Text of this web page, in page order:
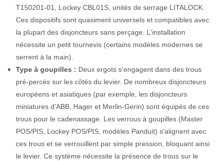
T150201-01, Lockey CBL01S, unités de serrage LITALOCK.
Ces dispositifs sont quasiment universels et compatibles avec
la plupart des disjoncteurs sans perçage. L'installation
nécessite un petit tournevis (certains modèles modernes se
serrent à la main).
Type à goupilles : Deux ergots s'engagent dans des trous
pré-percés sur les côtés du levier. De nombreux disjoncteurs
européens et asiatiques (par exemple, les disjoncteurs
miniatures d'ABB, Hager et Merlin-Gerin) sont équipés de ces
trous pour le cadenassage. Les verrous à goupilles (Master
POS/PIS, Lockey POS/PIS, modèles Panduit) s'alignent avec
ces trous et se verrouillent par simple pression, bloquant ainsi
le levier. Ce système nécessite la présence de trous sur le